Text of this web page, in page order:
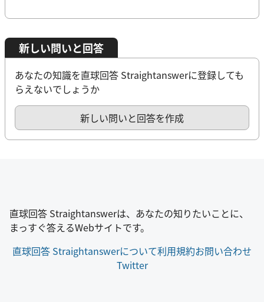
新しい問いと回答
あなたの知識を直球回答 Straightanswerに登録しても
らえないでしょうか
新しい問いと回答を作成
直球回答 Straightanswerは、あなたの知りたいことに、
まっすぐ答えるWebサイトです。
直球回答 Straightanswerについて利用規約お問い合わせ
Twitter